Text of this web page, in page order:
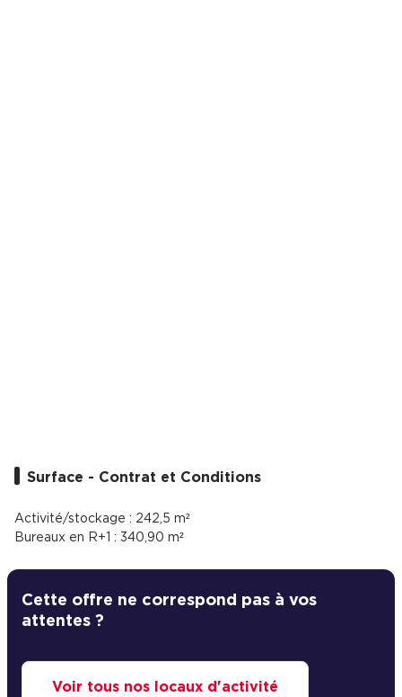
Surface - Contrat et Conditions
Activité/stockage : 242,5 m²
Bureaux en R+1 : 340,90 m²
Cette offre ne correspond pas à vos
attentes ?
Voir tous nos locaux d'activité